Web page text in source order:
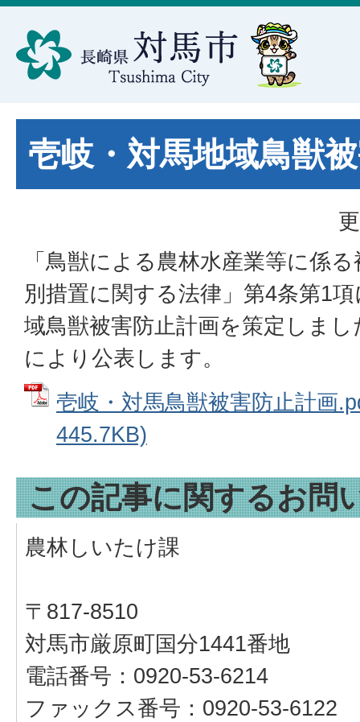
壱岐・対馬地域鳥獣
「鳥獣による農林水産業等に係
別措置に関する法律」第4条第1
域鳥獣被害防止計画を策定しま
により公表します。
壱岐・対馬鳥獣被害防止計画
445.7KB)
この記事に関するお問
農林しいたけ課
〒817-8510
対馬市厳原町国分1441番地
電話番号：0920-53-6214
ファックス番号：0920-53-6122